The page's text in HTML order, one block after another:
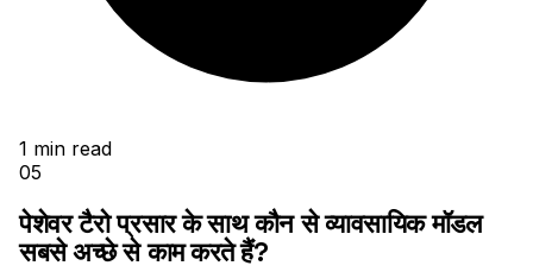
1 min read
05
पेशेवर टैरो प्रसार के साथ कौन से व्यावसायिक मॉडल
सबसे अच्छे से काम करते हैं?